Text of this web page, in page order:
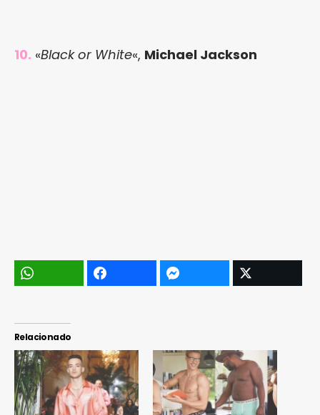
10. «Black or White«, Michael Jackson
Relacionado